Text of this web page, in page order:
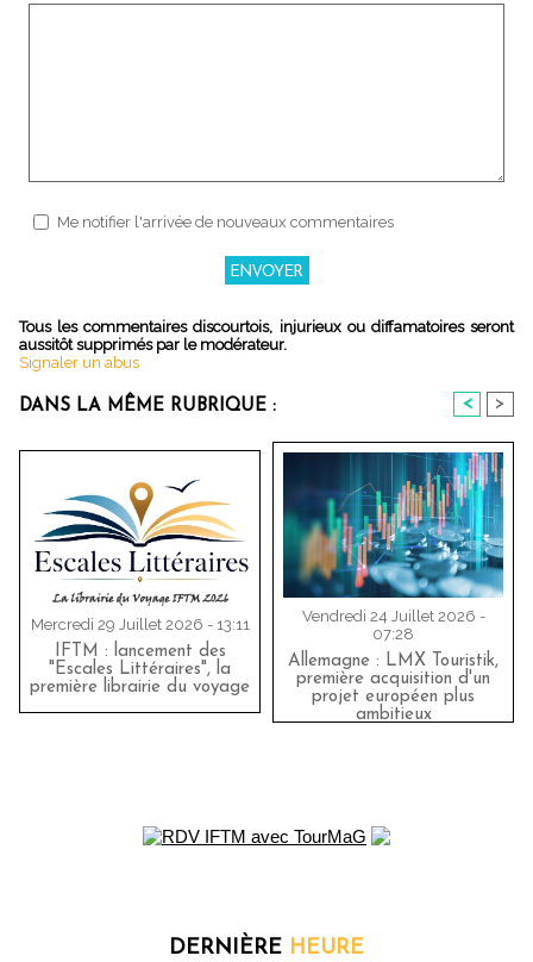
Me notifier l'arrivée de nouveaux commentaires
Tous les commentaires discourtois, injurieux ou diffamatoires seront
aussitôt supprimés par le modérateur.
Signaler un abus
DANS LA MÊME RUBRIQUE : < >
Mercredi 29 Juillet 2026 - 13:11
IFTM : lancement des
"Escales Littéraires", la
première librairie du voyage
Vendredi 24 Juillet 2026 -
07:28
Allemagne : LMX Touristik,
première acquisition d'un
projet européen plus
ambitieux
DERNIÈRE HEURE